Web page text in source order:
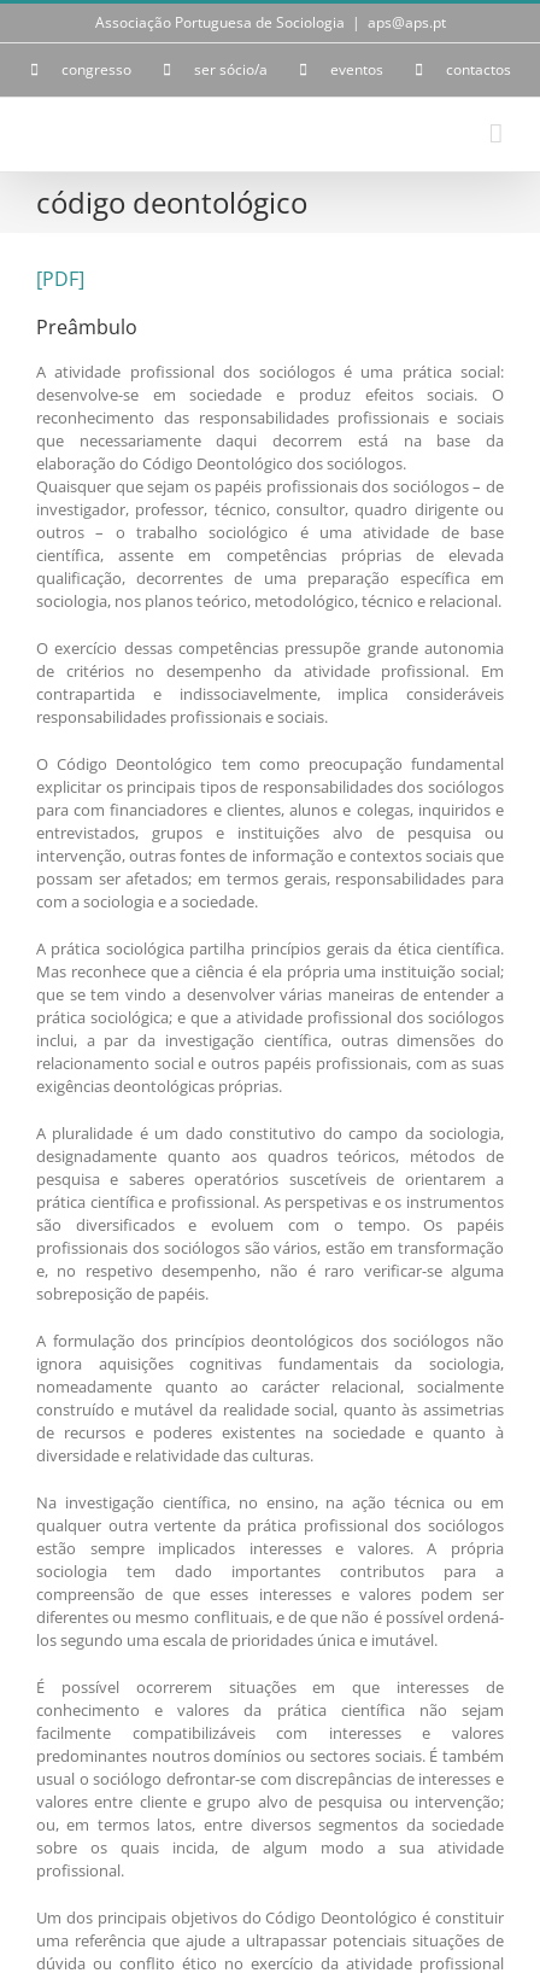
Skip
Associação Portuguesa de Sociologia | aps@aps.pt
congresso ser sócio/a eventos contactos
código deontológico
[PDF]
Preâmbulo
A atividade profissional dos sociólogos é uma prática social:
desenvolve-se em sociedade e produz efeitos sociais. O
reconhecimento das responsabilidades profissionais e sociais
que necessariamente daqui decorrem está na base da
elaboração do Código Deontológico dos sociólogos.
Quaisquer que sejam os papéis profissionais dos sociólogos – de
investigador, professor, técnico, consultor, quadro dirigente ou
outros – o trabalho sociológico é uma atividade de base
científica, assente em competências próprias de elevada
qualificação, decorrentes de uma preparação específica em
sociologia, nos planos teórico, metodológico, técnico e relacional.
O exercício dessas competências pressupõe grande autonomia
de critérios no desempenho da atividade profissional. Em
contrapartida e indissociavelmente, implica consideráveis
responsabilidades profissionais e sociais.
O Código Deontológico tem como preocupação fundamental
explicitar os principais tipos de responsabilidades dos sociólogos
para com financiadores e clientes, alunos e colegas, inquiridos e
entrevistados, grupos e instituições alvo de pesquisa ou
intervenção, outras fontes de informação e contextos sociais que
possam ser afetados; em termos gerais, responsabilidades para
com a sociologia e a sociedade.
A prática sociológica partilha princípios gerais da ética científica.
Mas reconhece que a ciência é ela própria uma instituição social;
que se tem vindo a desenvolver várias maneiras de entender a
prática sociológica; e que a atividade profissional dos sociólogos
inclui, a par da investigação científica, outras dimensões do
relacionamento social e outros papéis profissionais, com as suas
exigências deontológicas próprias.
A pluralidade é um dado constitutivo do campo da sociologia,
designadamente quanto aos quadros teóricos, métodos de
pesquisa e saberes operatórios suscetíveis de orientarem a
prática científica e profissional. As perspetivas e os instrumentos
são diversificados e evoluem com o tempo. Os papéis
profissionais dos sociólogos são vários, estão em transformação
e, no respetivo desempenho, não é raro verificar-se alguma
sobreposição de papéis.
A formulação dos princípios deontológicos dos sociólogos não
ignora aquisições cognitivas fundamentais da sociologia,
nomeadamente quanto ao carácter relacional, socialmente
construído e mutável da realidade social, quanto às assimetrias
de recursos e poderes existentes na sociedade e quanto à
diversidade e relatividade das culturas.
Na investigação científica, no ensino, na ação técnica ou em
qualquer outra vertente da prática profissional dos sociólogos
estão sempre implicados interesses e valores. A própria
sociologia tem dado importantes contributos para a
compreensão de que esses interesses e valores podem ser
diferentes ou mesmo conflituais, e de que não é possível ordená-
los segundo uma escala de prioridades única e imutável.
É possível ocorrerem situações em que interesses de
conhecimento e valores da prática científica não sejam
facilmente compatibilizáveis com interesses e valores
predominantes noutros domínios ou sectores sociais. É também
usual o sociólogo defrontar-se com discrepâncias de interesses e
valores entre cliente e grupo alvo de pesquisa ou intervenção;
ou, em termos latos, entre diversos segmentos da sociedade
sobre os quais incida, de algum modo a sua atividade
profissional.
Um dos principais objetivos do Código Deontológico é constituir
uma referência que ajude a ultrapassar potenciais situações de
dúvida ou conflito ético no exercício da atividade profissional